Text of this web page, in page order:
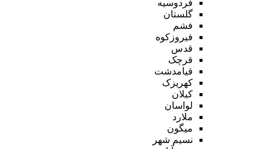
فردوسیه
گلستان
فشم
فیروزکوه
قدس
قرچک
قیامدشت
کهریزک
کیلان
لواسان
ملارد
میگون
نسیم شهر